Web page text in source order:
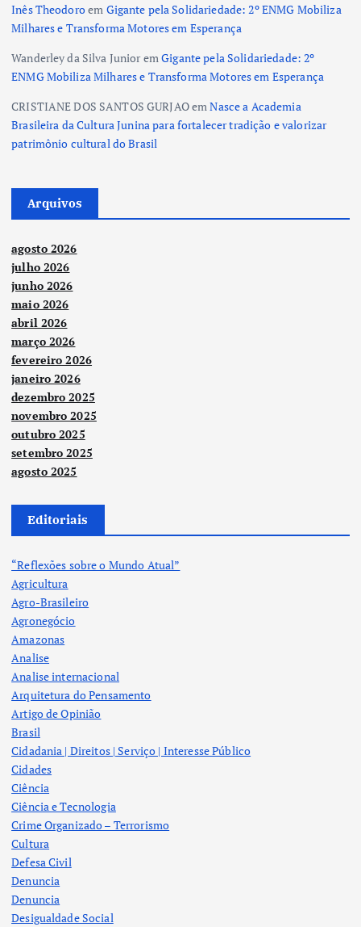
Inês Theodoroem Gigante pela Solidariedade: 2º ENMG Mobiliza
Milhares e Transforma Motores em Esperança
Wanderley da Silva JunioremGigante pela Solidariedade: 2º
ENMG Mobiliza Milhares e Transforma Motores em Esperança
CRISTIANE DOS SANTOS GURJAOemNasce a Academia
Brasileira da Cultura Junina para fortalecer tradição e valorizar
patrimônio cultural do Brasil
Arquivos
agosto 2026
julho 2026
junho 2026
maio 2026
abril 2026
março 2026
fevereiro 2026
janeiro 2026
dezembro 2025
novembro 2025
outubro 2025
setembro 2025
agosto 2025
Editoriais
“Reflexões sobre o Mundo Atual”
Agricultura
Agro-Brasileiro
Agronegócio
Amazonas
Analise
Analise internacional
Arquitetura do Pensamento
Artigo de Opinião
Brasil
Cidadania | Direitos | Serviço | Interesse Público
Cidades
Ciência
Ciência e Tecnologia
Crime Organizado – Terrorismo
Cultura
Defesa Civil
Denuncia
Denuncia
Desigualdade Social